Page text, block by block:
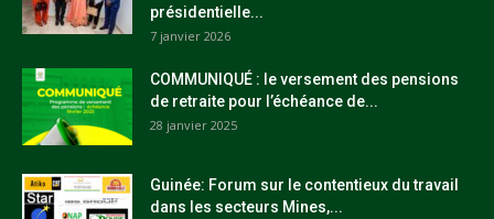
présidentielle...
7 janvier 2026
COMMUNIQUÉ : le versement des pensions
de retraite pour l’échéance de...
28 janvier 2025
Guinée: Forum sur le contentieux du travail
dans les secteurs Mines,...